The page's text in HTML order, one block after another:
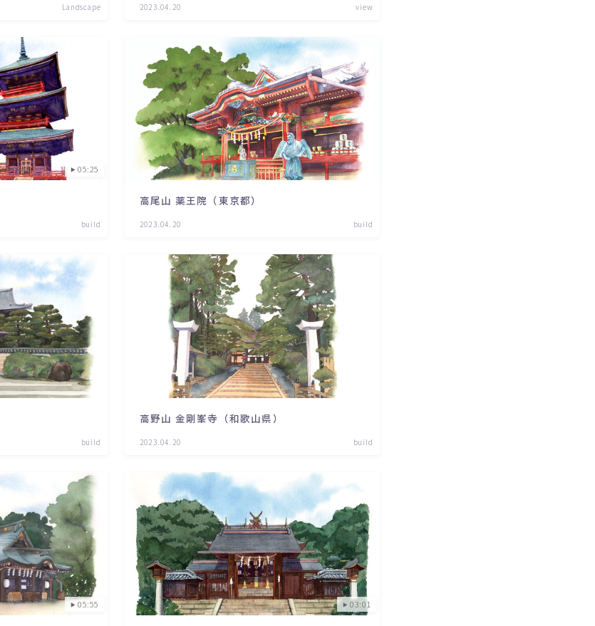
Landscape 2023.04.20 view
05:25
build
高尾山 薬王院（東京都）
2023.04.20 build
build
高野山 金剛峯寺（和歌山県）
2023.04.20 build
05:55 03:01